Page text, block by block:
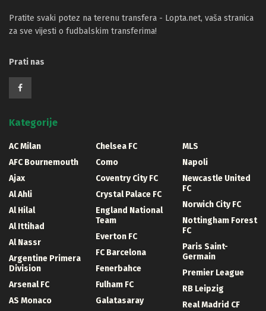
Pratite svaki potez na terenu transfera - Lopta.net, vaša stranica
za sve vijesti o fudbalskim transferima!
Prati nas
Kategorije
AC Milan
AFC Bournemouth
Ajax
Al Ahli
Al Hilal
Al Ittihad
Al Nassr
Argentine Primera
Division
Arsenal FC
AS Monaco
Chelsea FC
Como
Coventry City FC
Crystal Palace FC
England National
Team
Everton FC
FC Barcelona
Fenerbahce
Fulham FC
Galatasaray
MLS
Napoli
Newcastle United
FC
Norwich City FC
Nottingham Forest
FC
Paris Saint-
Germain
Premier League
RB Leipzig
Real Madrid CF